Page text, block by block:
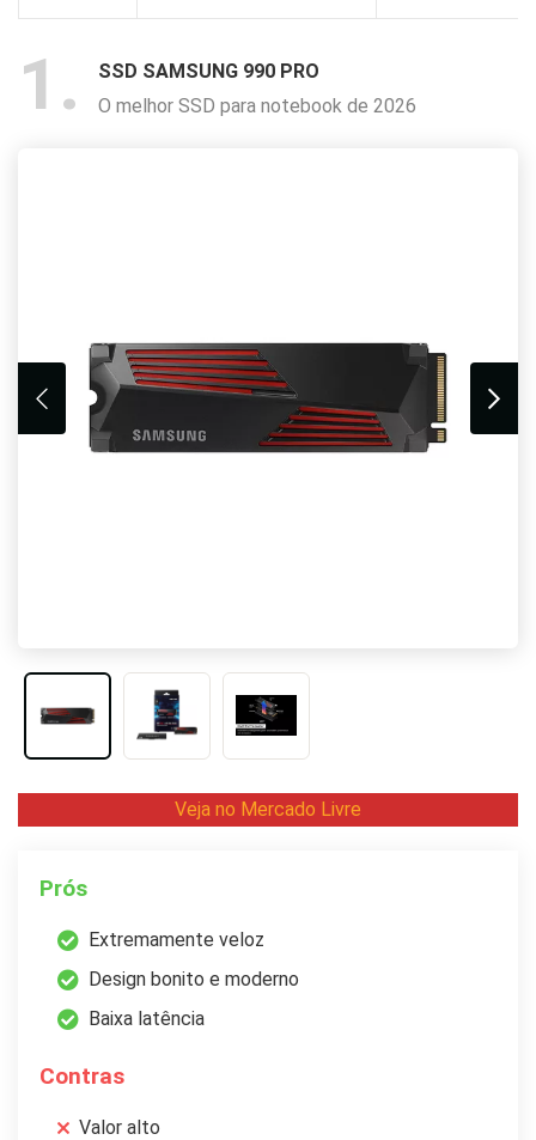
1
SSD SAMSUNG 990 PRO
O melhor SSD para notebook de 2026
Veja no Mercado Livre
Prós
Extremamente veloz
Design bonito e moderno
Baixa latência
Contras
Valor alto